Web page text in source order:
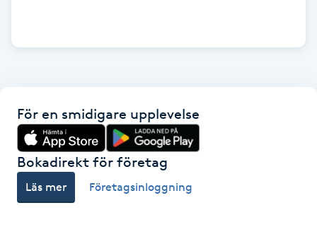
Färgning
G
Gel naglar
Gelenaglar
För en smidigare upplevelse
Bokadirekt för företag
Läs mer Företagsinloggning